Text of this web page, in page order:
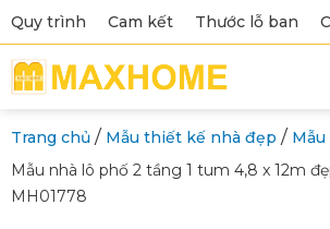
Quy trình Cam kết Thước lỗ ban
Trang chủ / Mẫu thiết kế nhà đẹp /
Mẫu nhà lô phố 2 tầng 1 tum 4,8 x 12m
MH01778